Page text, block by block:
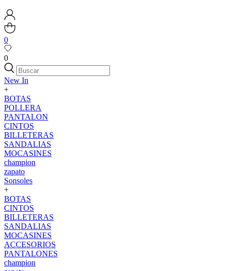
0
0
New In
+
BOTAS
POLLERA
PANTALON
CINTOS
BILLETERAS
SANDALIAS
MOCASINES
champion
zapato
Sonsoles
+
BOTAS
CINTOS
BILLETERAS
SANDALIAS
MOCASINES
ACCESORIOS
PANTALONES
champion